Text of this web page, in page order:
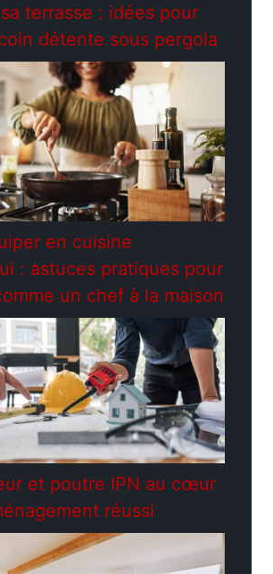
terrasse : idées pour
détente sous pergola
en cuisine
: astuces pratiques pour
un chef à la maison
et poutre IPN au cœur
réussi